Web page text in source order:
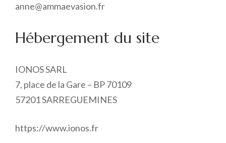
anne@ammaevasion.fr
Hébergement du site
IONOS SARL
7, place de la Gare – BP 70109
57201 SARREGUEMINES
https://www.ionos.fr